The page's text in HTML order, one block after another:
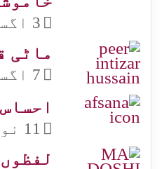
3 اگست, 2026
ماٹی
7 اگست, 2026
11 نومبر, 2025